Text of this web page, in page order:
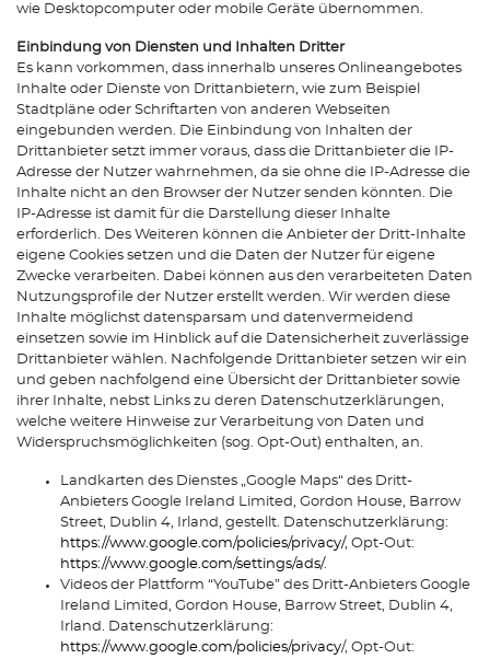
wie Desktopcomputer oder mobile Geräte übernommen.
Einbindung von Diensten und Inhalten Dritter
Es kann vorkommen, dass innerhalb unseres Onlineangebotes
Inhalte oder Dienste von Drittanbietern, wie zum Beispiel
Stadtpläne oder Schriftarten von anderen Webseiten
eingebunden werden. Die Einbindung von Inhalten der
Drittanbieter setzt immer voraus, dass die Drittanbieter die IP-
Adresse der Nutzer wahrnehmen, da sie ohne die IP-Adresse die
Inhalte nicht an den Browser der Nutzer senden könnten. Die
IP-Adresse ist damit für die Darstellung dieser Inhalte
erforderlich. Des Weiteren können die Anbieter der Dritt-Inhalte
eigene Cookies setzen und die Daten der Nutzer für eigene
Zwecke verarbeiten. Dabei können aus den verarbeiteten Daten
Nutzungsprofile der Nutzer erstellt werden. Wir werden diese
Inhalte möglichst datensparsam und datenvermeidend
einsetzen sowie im Hinblick auf die Datensicherheit zuverlässige
Drittanbieter wählen. Nachfolgende Drittanbieter setzen wir ein
und geben nachfolgend eine Übersicht der Drittanbieter sowie
ihrer Inhalte, nebst Links zu deren Datenschutzerklärungen,
welche weitere Hinweise zur Verarbeitung von Daten und
Widerspruchsmöglichkeiten (sog. Opt-Out) enthalten, an.
Landkarten des Dienstes „Google Maps“ des Dritt-
Anbieters Google Ireland Limited, Gordon House, Barrow
Street, Dublin 4, Irland, gestellt. Datenschutzerklärung:
https://www.google.com/policies/privacy/, Opt-Out:
https://www.google.com/settings/ads/.
Videos der Plattform “YouTube” des Dritt-Anbieters Google
Ireland Limited, Gordon House, Barrow Street, Dublin 4,
Irland. Datenschutzerklärung:
https://www.google.com/policies/privacy/, Opt-Out: